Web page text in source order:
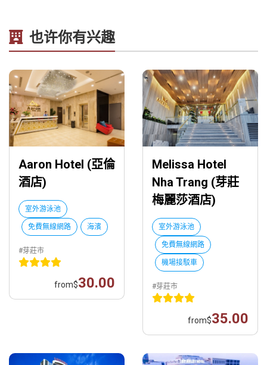
也许你有兴趣
Aaron Hotel (亞倫
酒店)
室外游泳池
免費無線網路 海濱
#芽莊市
from$30.00
Melissa Hotel
Nha Trang (芽莊
梅麗莎酒店)
室外游泳池
免費無線網路
機場接駁車
#芽莊市
from$35.00